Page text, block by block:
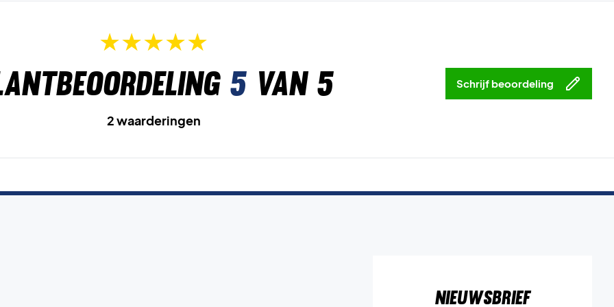
5van 5 Schrijf beoordeling
2 waarderingen
Nieuwsbrief